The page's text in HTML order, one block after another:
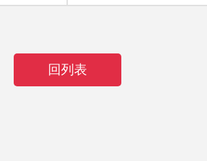
回列表